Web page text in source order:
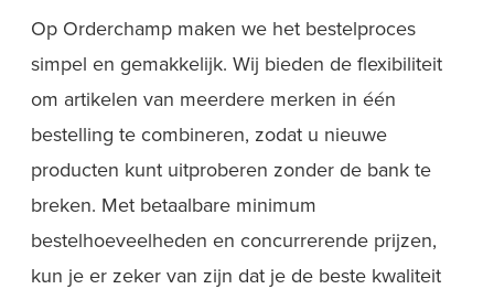
Op Orderchamp maken we het bestelproces
simpel en gemakkelijk. Wij bieden de flexibiliteit
om artikelen van meerdere merken in één
bestelling te combineren, zodat u nieuwe
producten kunt uitproberen zonder de bank te
breken. Met betaalbare minimum
bestelhoeveelheden en concurrerende prijzen,
kun je er zeker van zijn dat je de beste kwaliteit